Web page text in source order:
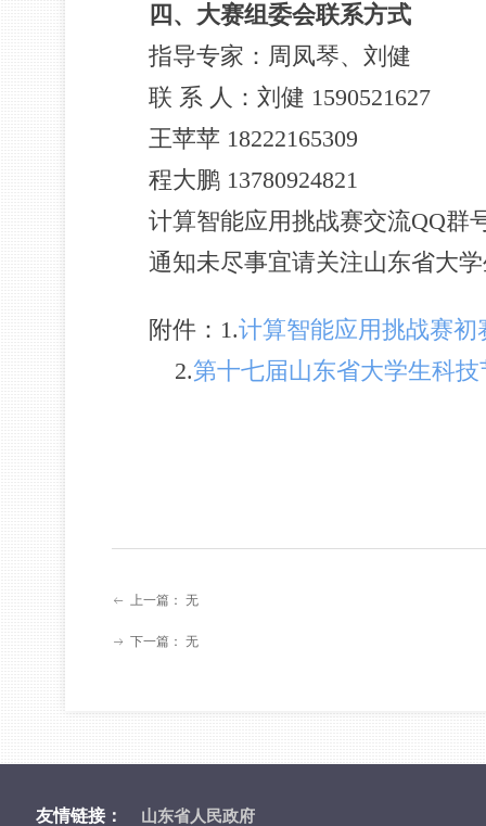
四 、大赛组委会联系方式
指导专家：周凤琴、刘健
联 系 人：刘健 1590521627
王苹苹 18222165309
程大鹏 13780924821
计算智能应用挑战赛交流QQ群
通知未尽事宜请关注山东省大学
附件： 1.计算智能应用挑战赛
2.第十七届山东省大学生科
ꂃ 上一篇： 无
ꁹ 下一篇： 无
友情链接： 山东省人民政府